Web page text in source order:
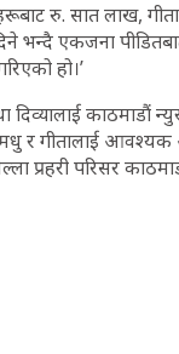
रु. सात लाख,
भन्दै एकजना
हो।’
काठमाडौं
र गीतालाई
प्रहरी परिसर